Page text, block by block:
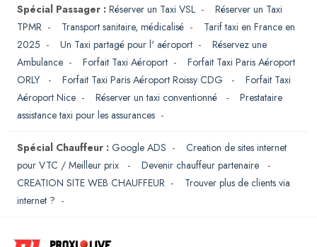
Spécial Passager : Réserver un Taxi VSL - Réserver un Taxi
TPMR - Transport sanitaire, médicalisé - Tarif taxi en France en
2025 - Un Taxi partagé pour l' aéroport - Réservez une
Ambulance - Forfait Taxi Aéroport - Forfait Taxi Paris Aéroport
ORLY
- Forfait Taxi Paris Aéroport Roissy CDG - Forfait Taxi
Aéroport Nice - Réserver un taxi conventionné - Prestataire
assistance taxi pour les assurances -
Spécial Chauffeur : Google ADS - Creation de sites internet
pour VTC / Meilleur prix
- Devenir chauffeur partenaire
-
CREATION SITE WEB CHAUFFEUR - Trouver plus de clients via
internet ? -